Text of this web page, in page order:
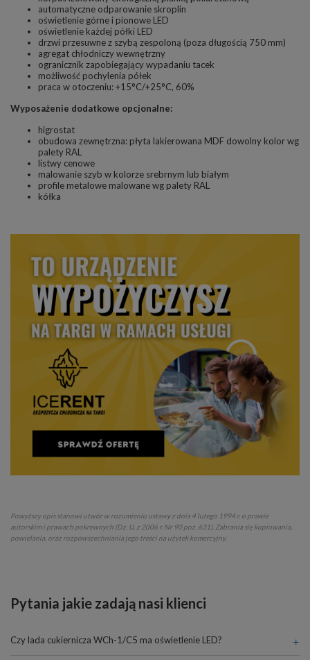
automatyczne odparowanie skroplin
oświetlenie górne i pionowe LED
oświetlenie każdej półki LED
drzwi przesuwne z szybą zespoloną (poza długością 750 mm)
agregat chłodniczy wewnętrzny
ogranicznik zapobiegający wypadaniu tacek
możliwość pochylenia półek
praca w otoczeniu: +15°C/+25°C, 60%
Wyposażenie dodatkowe opcjonalne:
higrostat
obudowa zewnętrzna: płyta lakierowana MDF dowolny kolor wg
palety RAL
listwy cenowe
malowanie szyb w kolorze srebrnym lub białym
profile metalowe malowane wg palety RAL
kółka
Powyższy opis stanowi utwór w rozumieniu ustawy z dnia 4 lutego 1994 r. o prawie
autorskim i prawach pokrewnych (Dz. U. z 2006 r. Nr 90 poz. 631). Zabrania się kopiowania,
powielania, oraz rozpowszechniania jego treści na użytek komercyjny.
Pytania jakie zadają nasi klienci
Czy lada cukiernicza WCh-1/C5 ma oświetlenie LED?